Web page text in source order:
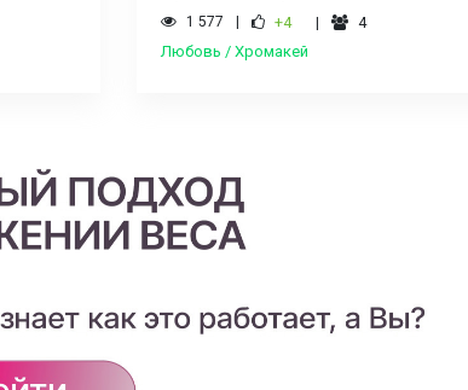
1 577 +4
4
Любовь / Хромакей